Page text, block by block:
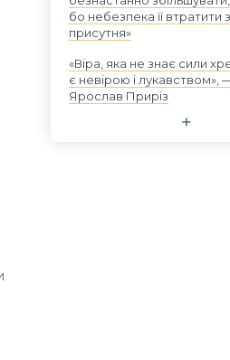
бо небезпека її втратити
присутня»
«Віра, яка не знає сили
є невірою і лукавством»,
Ярослав Приріз